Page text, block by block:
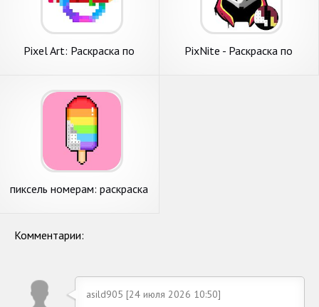
Pixel Art: Раскраска по
PixNite - Раскраска по
пиксель номерам: раскраска
Комментарии:
asild905 [24 июля 2026 10:50]